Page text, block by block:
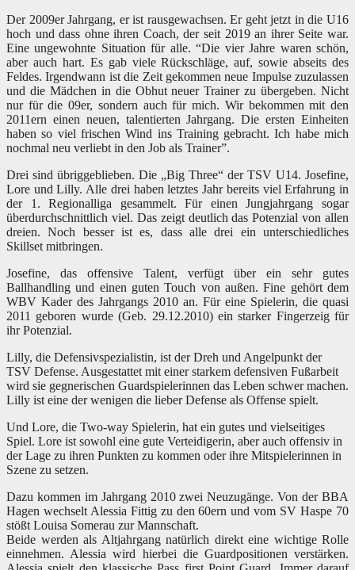
Der 2009er Jahrgang, er ist rausgewachsen. Er geht jetzt in die U16
hoch und dass ohne ihren Coach, der seit 2019 an ihrer Seite war.
Eine ungewohnte Situation für alle. “Die vier Jahre waren schön,
aber auch hart. Es gab viele Rückschläge, auf, sowie abseits des
Feldes. Irgendwann ist die Zeit gekommen neue Impulse zuzulassen
und die Mädchen in die Obhut neuer Trainer zu übergeben. Nicht
nur für die 09er, sondern auch für mich. Wir bekommen mit den
2011ern einen neuen, talentierten Jahrgang. Die ersten Einheiten
haben so viel frischen Wind ins Training gebracht. Ich habe mich
nochmal neu verliebt in den Job als Trainer”.
Drei sind übriggeblieben. Die „Big Three“ der TSV U14. Josefine,
Lore und Lilly. Alle drei haben letztes Jahr bereits viel Erfahrung in
der 1. Regionalliga gesammelt. Für einen Jungjahrgang sogar
überdurchschnittlich viel. Das zeigt deutlich das Potenzial von allen
dreien. Noch besser ist es, dass alle drei ein unterschiedliches
Skillset mitbringen.
Josefine, das offensive Talent, verfügt über ein sehr gutes
Ballhandling und einen guten Touch von außen. Fine gehört dem
WBV Kader des Jahrgangs 2010 an. Für eine Spielerin, die quasi
2011 geboren wurde (Geb. 29.12.2010) ein starker Fingerzeig für
ihr Potenzial.
Lilly, die Defensivspezialistin, ist der Dreh und Angelpunkt der
TSV Defense. Ausgestattet mit einer starkem defensiven Fußarbeit
wird sie gegnerischen Guardspielerinnen das Leben schwer machen.
Lilly ist eine der wenigen die lieber Defense als Offense spielt.
Und Lore, die Two-way Spielerin, hat ein gutes und vielseitiges
Spiel. Lore ist sowohl eine gute Verteidigerin, aber auch offensiv in
der Lage zu ihren Punkten zu kommen oder ihre Mitspielerinnen in
Szene zu setzen.
Dazu kommen im Jahrgang 2010 zwei Neuzugänge. Von der BBA
Hagen wechselt Alessia Fittig zu den 60ern und vom SV Haspe 70
stößt Louisa Somerau zur Mannschaft.
Beide werden als Altjahrgang natürlich direkt eine wichtige Rolle
einnehmen. Alessia wird hierbei die Guardpositionen verstärken.